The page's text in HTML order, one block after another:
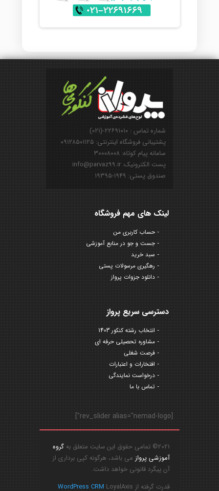
شماره تماس : ۲۲۶۹۱۰۱۰-(۰۲۱)
پشتیبانی فروشگاه اینترنتی: ۰۹۱۲۸۵۰۱۱۲۵
سامانه پیام کوتاه: ۳۰۰۰۸۰۰۸
پست الکترونیک: info@parvaz99.ir
صندوق پستی: ۱۹۴۹-۱۹۳۹۵
لینک های مهم فروشگاه
حساب کاربری من
جست و جو در منابع آموزشی
سبد خرید
رهگیری مرسولات پستی
دانلود جزوات پرواز
دسترسی سریع پرواز
انتخاب رشته کنکور 1403
مشاوره تحصیلی حرفه ای
فرصت شغلی
افتخارات و اعتبارات
درخواست نمایندگی
تماس با ما
[rev_slider alias="nemad-logo"]
2021© تمامی حقوق این سایت متعلق به
گروه
آموزشی پرواز می باشد، هرگونه کپی برداری از
آن پیگرد قانونی خواهد داشت.
قدرت گرفته از
WordPress CRM LoyalAxis